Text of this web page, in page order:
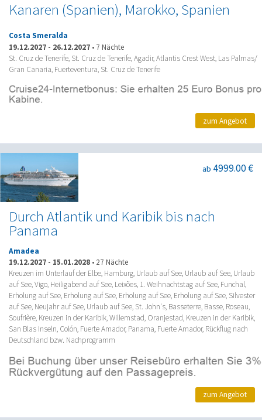
Kanaren (Spanien), Marokko, Spanien
Costa Smeralda
19.12.2027 - 26.12.2027 • 7 Nächte
St. Cruz de Tenerife, St. Cruz de Tenerife, Agadir, Atlantis Crest West, Las Palmas/
Gran Canaria, Fuerteventura, St. Cruz de Tenerife
zum Angebot
Durch Atlantik und Karibik bis nach
Panama
ab 4999.00 €
Amadea
19.12.2027 - 15.01.2028 • 27 Nächte
Kreuzen im Unterlauf der Elbe, Hamburg, Urlaub auf See, Urlaub auf See, Urlaub
auf See, Vigo, Heiligabend auf See, Leixões, 1. Weihnachtstag auf See, Funchal,
Erholung auf See, Erholung auf See, Erholung auf See, Erholung auf See, Silvester
auf See, Neujahr auf See, Urlaub auf See, St. John's, Basseterre, Basse, Roseau,
Soufrière, Kreuzen in der Karibik, Willemstad, Oranjestad, Kreuzen in der Karibik,
San Blas Inseln, Colón, Fuerte Amador, Panama, Fuerte Amador, Rückflug nach
Deutschland bzw. Nachprogramm
zum Angebot